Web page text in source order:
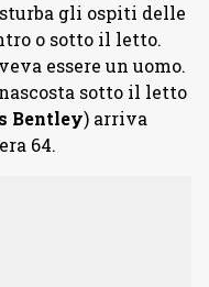
gli ospiti delle
o sotto il letto.
essere un uomo.
sotto il letto
Bentley) arriva
64.